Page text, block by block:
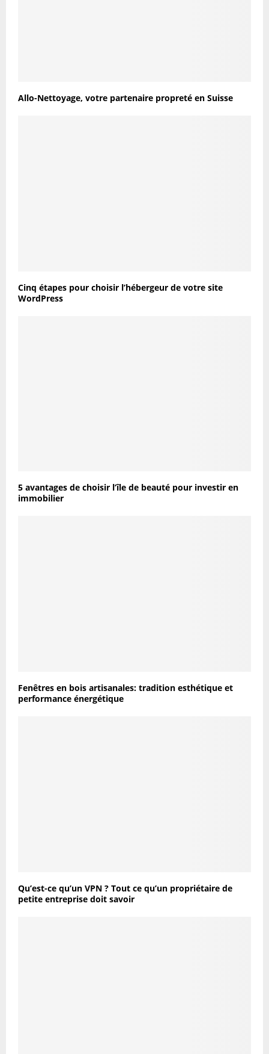
Allo-Nettoyage, votre partenaire propreté en Suisse
Cinq étapes pour choisir l’hébergeur de votre site
WordPress
5 avantages de choisir l’île de beauté pour investir en
immobilier
Fenêtres en bois artisanales: tradition esthétique et
performance énergétique
Qu’est-ce qu’un VPN ? Tout ce qu’un propriétaire de
petite entreprise doit savoir